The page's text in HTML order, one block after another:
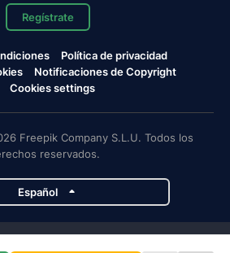
Regístrate
Política de privacidad
Notificaciones de Copyright
Cookies settings
Freepik Company S.L.U. Todos los
reservados.
Español